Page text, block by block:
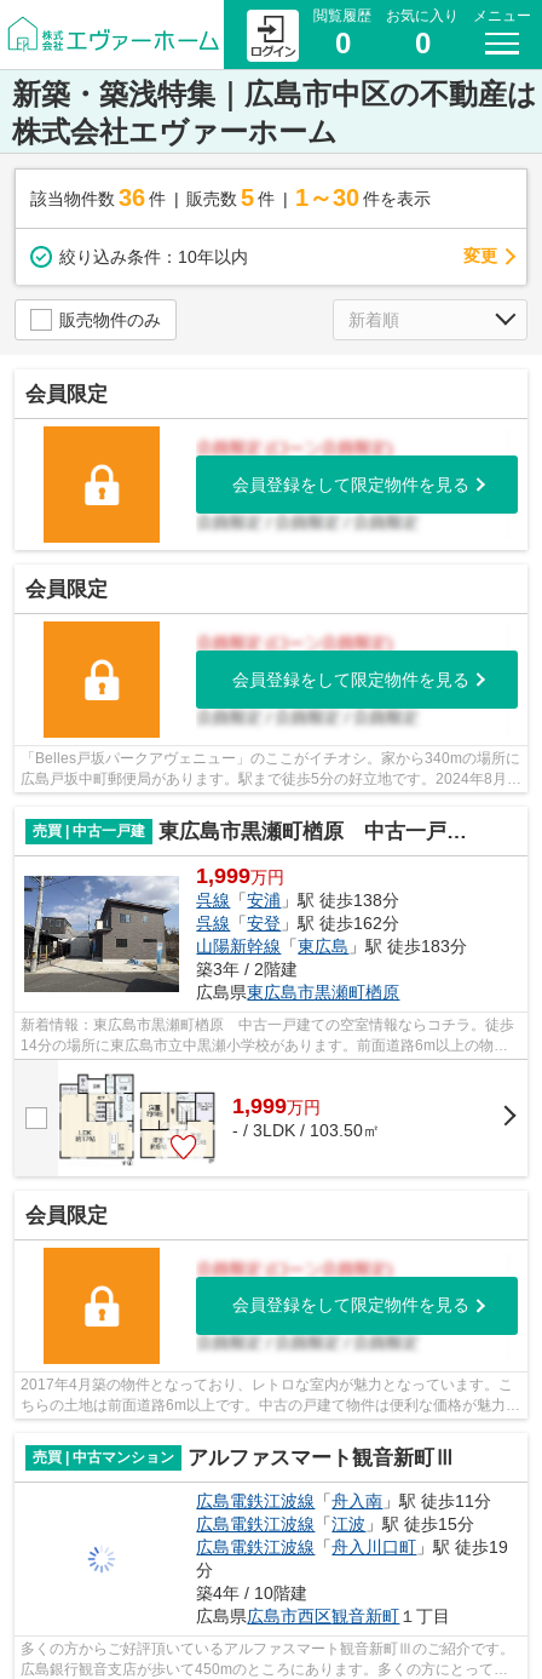
閲覧履歴
0
お気に入り
0
メニュー
新築・築浅特集｜広島市中区の不動産は
株式会社エヴァーホーム
該当物件数 36件 販売数 5 件 1～30 件を表示
絞り込み条件： 10年以内 変更
販売物件のみ
会員限定
会員登録をして限定物件を見る
会員限定
会員登録をして限定物件を見る
「Belles戸坂パークアヴェニュー」のここがイチオシ。家から340mの場所に
広島戸坂中町郵便局があります。駅まで徒歩5分の好立地です。2024年8月築
売買 | 中古一戸建
東広島市黒瀬町楢原 中古一戸建て
1,999万円
呉線 「安浦 」駅 徒歩138分
呉線 「安登 」駅 徒歩162分
山陽新幹線 「東広島 」駅 徒歩183分
築3年 / 2階建
広島県東広島市黒瀬町楢原
新着情報：東広島市黒瀬町楢原 中古一戸建ての空室情報ならコチラ。徒歩
14分の場所に東広島市立中黒瀬小学校があります。前面道路6m以上の物件
1,999万円
- / 3LDK / 103.50㎡
会員限定
会員登録をして限定物件を見る
2017年4月築の物件となっており、レトロな室内が魅力となっています。こ
ちらの土地は前面道路6m以上です。中古の戸建て物件は便利な価格が魅力の
売買 | 中古マンション
アルファスマート観音新町Ⅲ
広島電鉄江波線 「舟入南 」駅 徒歩11分
広島電鉄江波線 「江波 」駅 徒歩15分
広島電鉄江波線 「舟入川口町 」駅 徒歩19
分
築4年 / 10階建
広島県広島市西区観音新町 １丁目
多くの方からご好評頂いているアルファスマート観音新町Ⅲのご紹介です。
広島銀行観音支店が歩いて450mのところにあります。多くの方にとって便